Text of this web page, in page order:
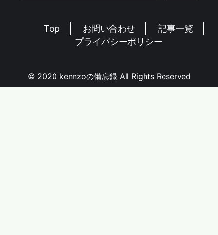
Top お問い合わせ
記事一覧
プライバシーポリシー
© 2020 kennzoの備忘録 All Rights Reserved